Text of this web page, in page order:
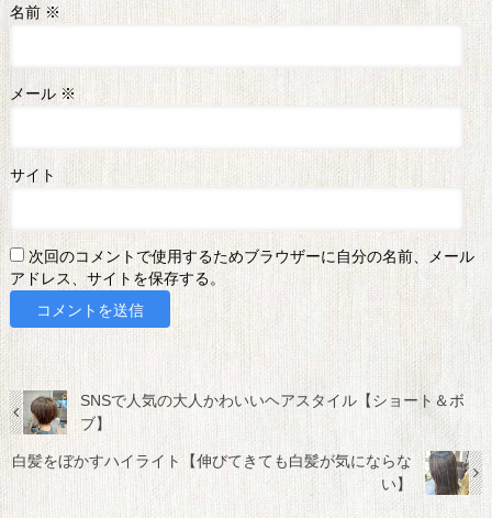
名前 ※
メール ※
サイト
次回のコメントで使用するためブラウザーに自分の名前、メール
アドレス、サイトを保存する。
SNSで人気の大人かわいいヘアスタイル【ショート＆ボ
ブ】
白髪をぼかすハイライト【伸びてきても白髪が気にならな
い】